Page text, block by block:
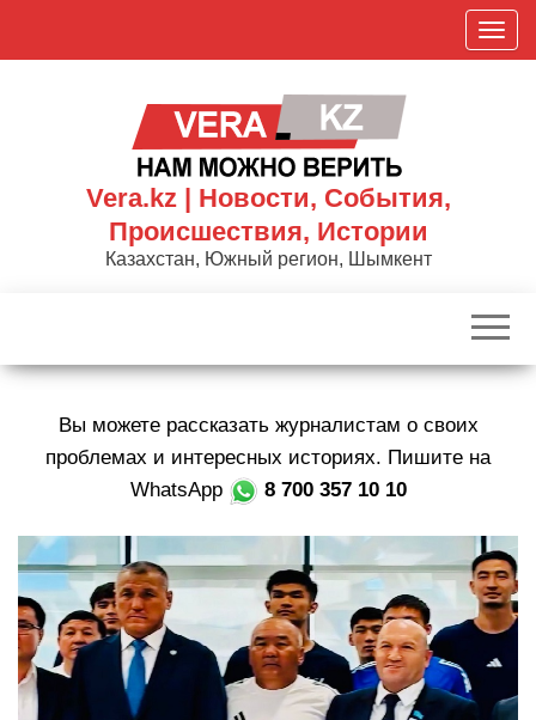
П
о
к
р
и
г
а
ц
Vera.kz | Новости, События,
Происшествия, Истории
Казахстан, Южный регион, Шымкент
Вы можете рассказать журналистам о своих
проблемах и интересных историях. Пишите на
WhatsApp
8 700 357 10 10